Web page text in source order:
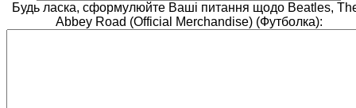
Будь ласка, сформулюйте Ваші питання щодо Beatles,
Abbey Road (Official Merchandise) (Футболка):